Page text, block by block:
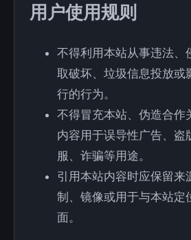
用户使用规则
不得利用本站从事违法、
取破坏、垃圾信息投放或
行的行为。
不得冒充本站、伪造合作
内容用于误导性广告、盗
服、诈骗等用途。
引用本站内容时应保留来
制、镜像或用于与本站定
面。